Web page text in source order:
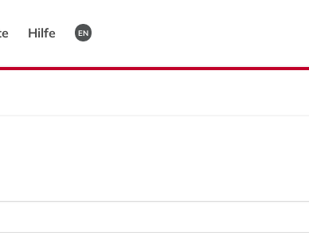
Hilfe EN